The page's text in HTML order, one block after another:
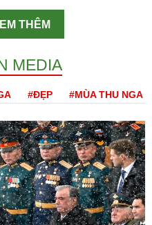
THÊM
MEDIA
#ĐẸP #MÙA THU NGA